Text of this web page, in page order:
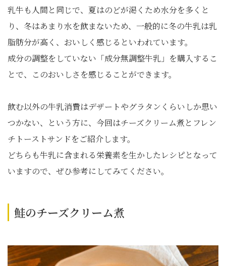
乳牛も人間と同じで、夏はのどが渇くため水分を多くと
り、冬はあまり水を飲まないため、一般的に冬の牛乳は乳
脂肪分が高く、おいしく感じるといわれています。
成分の調整をしていない「成分無調整牛乳」を購入するこ
とで、このおいしさを感じることができます。
飲む以外の牛乳消費はデザートやグラタンくらいしか思い
つかない、という方に、今回はチーズクリーム煮とフレン
チトーストサンドをご紹介します。
どちらも牛乳に含まれる栄養素を生かしたレシピとなって
いますので、ぜひ参考にしてみてください。
鮭のチーズクリーム煮